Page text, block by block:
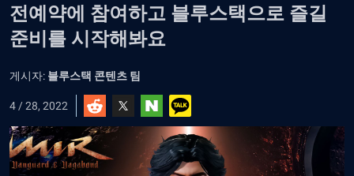
전예약에 참여하고 블루스택으로 즐길
준비를 시작해봐요
게시자: 블루스택 콘텐츠 팀
4 / 28, 2022